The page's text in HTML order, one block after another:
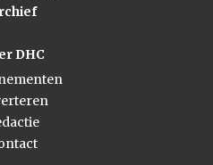
DHC